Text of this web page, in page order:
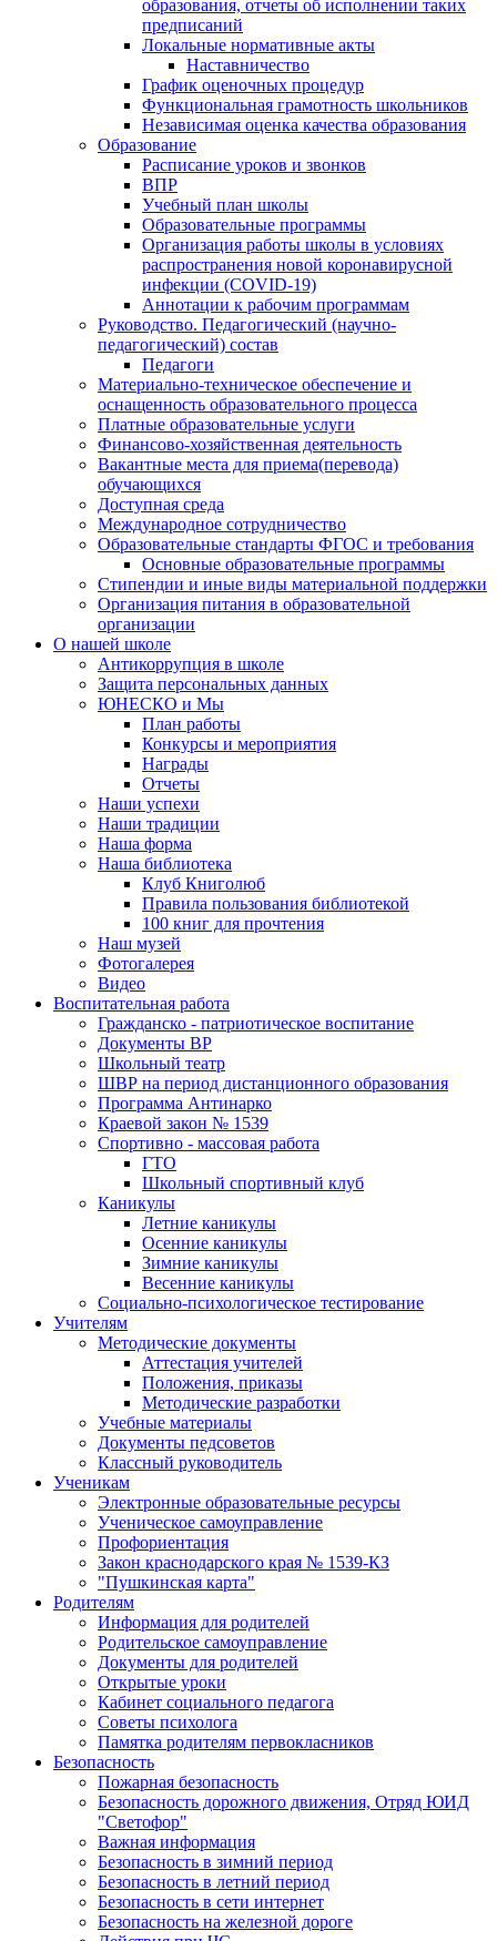
образования, отчеты об исполнении таких
предписаний
Локальные нормативные акты
Наставничество
График оценочных процедур
Функциональная грамотность школьников
Независимая оценка качества образования
Образование
Расписание уроков и звонков
ВПР
Учебный план школы
Образовательные программы
Организация работы школы в условиях
распространения новой коронавирусной
инфекции (CОVID-19)
Аннотации к рабочим программам
Руководство. Педагогический (научно-
педагогический) состав
Педагоги
Материально-техническое обеспечение и
оснащенность образовательного процесса
Платные образовательные услуги
Финансово-хозяйственная деятельность
Вакантные места для приема(перевода)
обучающихся
Доступная среда
Международное сотрудничество
Образовательные стандарты ФГОС и требования
Основные образовательные программы
Стипендии и иные виды материальной поддержки
Организация питания в образовательной
организации
О нашей школе
Антикоррупция в школе
Защита персональных данных
ЮНЕСКО и Мы
План работы
Конкурсы и мероприятия
Награды
Отчеты
Наши успехи
Наши традиции
Наша форма
Наша библиотека
Клуб Книголюб
Правила пользования библиотекой
100 книг для прочтения
Наш музей
Фотогалерея
Видео
Воспитательная работа
Гражданско - патриотическое воспитание
Документы ВР
Школьный театр
ШВР на период дистанционного образования
Программа Антинарко
Краевой закон № 1539
Спортивно - массовая работа
ГТО
Школьный спортивный клуб
Каникулы
Летние каникулы
Осенние каникулы
Зимние каникулы
Весенние каникулы
Социально-психологическое тестирование
Учителям
Методические документы
Аттестация учителей
Положения, приказы
Методические разработки
Учебные материалы
Документы педсоветов
Классный руководитель
Ученикам
Электронные образовательные ресурсы
Ученическое самоуправление
Профориентация
Закон краснодарского края № 1539-КЗ
"Пушкинская карта"
Родителям
Информация для родителей
Родительское самоуправление
Документы для родителей
Открытые уроки
Кабинет социального педагога
Советы психолога
Памятка родителям первокласников
Безопасность
Пожарная безопасность
Безопасность дорожного движения, Отряд ЮИД
"Светофор"
Важная информация
Безопасность в зимний период
Безопасность в летний период
Безопасность в сети интернет
Безопасность на железной дороге